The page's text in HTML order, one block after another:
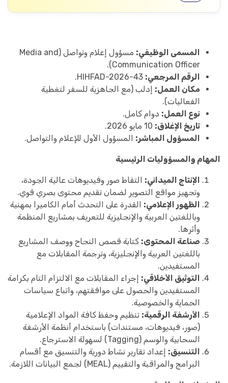
المسمى الوظيفي:
مسؤول إعلام وتواصل (Media and
Communication Officer).
الرقم المرجعي:
مكان العمل: إدلب (مع الجاهزية للسفر لتغطية
الفعاليات).
نوع العمل: دوام كامل.
تاريخ الإغلاق:
المسؤول المباشر: المسؤول الأول للإعلام والتواصل.
المهام والمسؤوليات الرئيسية
الإنتاج الميداني: التقاط صور وفيديوهات عالية الجودة،
وتجهيز مواقع التصوير لضمان تقديم محتوى بصري قوي.
الظهور الإعلامي: القدرة على التحدث أمام الكاميرا بمهنية
وباللغتين العربية والإنجليزية للتعريف بمشاريع المنظمة
وأثرها.
صناعة المحتوى: كتابة قصص النجاح ووصف المشاريع
باللغتين العربية والإنجليزية، وترجمة المقابلات مع
المستفيدين.
التوثيق الأخلاقي: إجراء المقابلات مع الالتزام التام بكرامة
المستفيدين والحصول على موافقتهم، واتباع سياسات
الحماية والخصوصية.
الأرشفة الرقمية: تنظيم وحفظ كافة المواد الإعلامية
(صور، فيديوهات، مستندات) باستخدام أنظمة الأرشفة
السحابية والوسم (Tagging) لسهولة الاسترجاع.
التنسيق: إعداد تقارير نشاط دورية والتنسيق مع أقسام
البرامج والمراقبة والتقييم (MEAL) لجمع البيانات اللازمة.